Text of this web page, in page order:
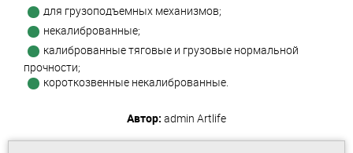
для грузоподъемных механизмов;
некалиброванные;
калиброванные тяговые и грузовые нормальной
прочности;
короткозвенные некалиброванные.
Автор: admin Artlife